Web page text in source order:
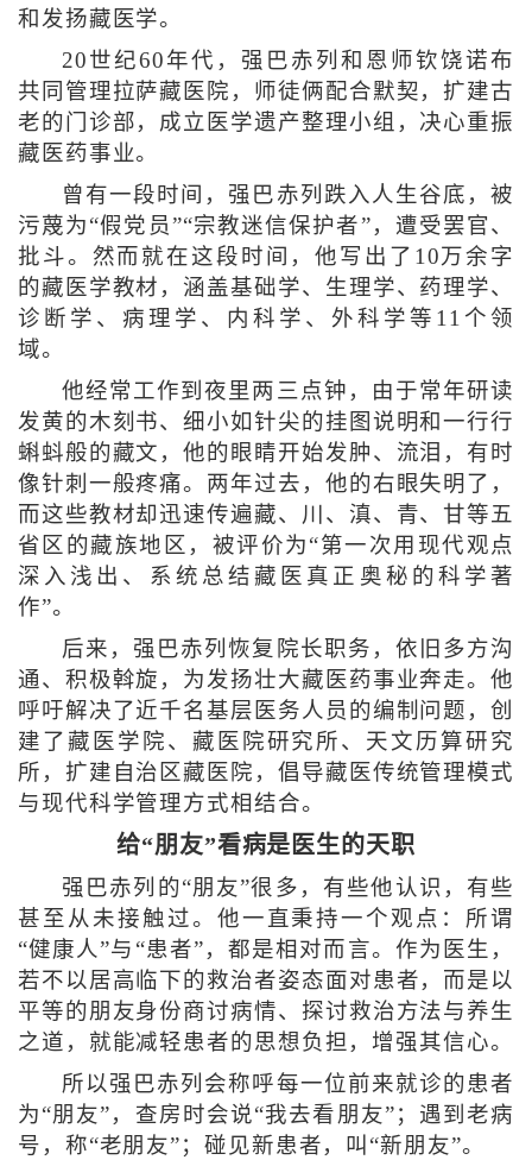
和发扬藏医学。
20世纪60年代，强巴赤列和恩师钦饶诺布
共同管理拉萨藏医院，师徒俩配合默契，扩建古
老的门诊部，成立医学遗产整理小组，决心重振
藏医药事业。
曾有一段时间，强巴赤列跌入人生谷底，被
污蔑为“假党员”“宗教迷信保护者”，遭受罢官、
批斗。然而就在这段时间，他写出了10万余字
的藏医学教材，涵盖基础学、生理学、药理学、
诊断学、病理学、内科学、外科学等11个领
域。
他经常工作到夜里两三点钟，由于常年研读
发黄的木刻书、细小如针尖的挂图说明和一行行
蝌蚪般的藏文，他的眼睛开始发肿、流泪，有时
像针刺一般疼痛。两年过去，他的右眼失明了，
而这些教材却迅速传遍藏、川、滇、青、甘等五
省区的藏族地区，被评价为“第一次用现代观点
深入浅出、系统总结藏医真正奥秘的科学著
作”。
后来，强巴赤列恢复院长职务，依旧多方沟
通、积极斡旋，为发扬壮大藏医药事业奔走。他
呼吁解决了近千名基层医务人员的编制问题，创
建了藏医学院、藏医院研究所、天文历算研究
所，扩建自治区藏医院，倡导藏医传统管理模式
与现代科学管理方式相结合。
给“朋友”看病是医生的天职
强巴赤列的“朋友”很多，有些他认识，有些
甚至从未接触过。他一直秉持一个观点：所谓
“健康人”与“患者”，都是相对而言。作为医生，
若不以居高临下的救治者姿态面对患者，而是以
平等的朋友身份商讨病情、探讨救治方法与养生
之道，就能减轻患者的思想负担，增强其信心。
所以强巴赤列会称呼每一位前来就诊的患者
为“朋友”，查房时会说“我去看朋友”；遇到老病
号，称“老朋友”；碰见新患者，叫“新朋友”。